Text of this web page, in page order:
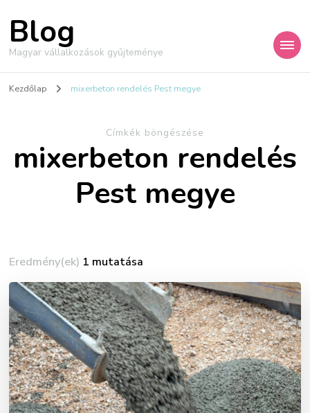
Blog
Magyar vállalkozások gyűjteménye
Kezdőlap mixerbeton rendelés Pest megye
Címkék böngészése
mixerbeton rendelés
Pest megye
Eredmény(ek) 1 mutatása